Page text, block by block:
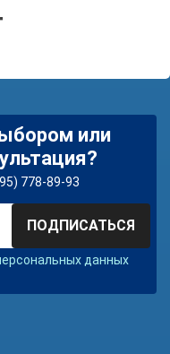
или
778-89-93
ПОДПИСАТЬСЯ
данных